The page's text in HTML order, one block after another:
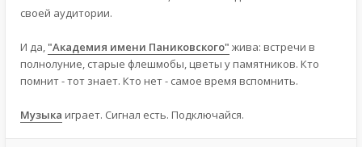
своей аудитории.
И да, "Академия имени Паниковского" жива: встречи в
полнолуние, старые флешмобы, цветы у памятников. Кто
помнит - тот знает. Кто нет - самое время вспомнить.
Музыка играет. Сигнал есть. Подключайся.